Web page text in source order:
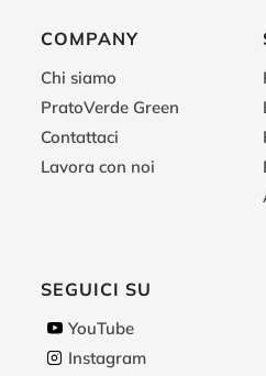
COMPANY
Chi siamo
PratoVerde Green
Contattaci
Lavora con noi
SEGUICI SU
YouTube
Instagram